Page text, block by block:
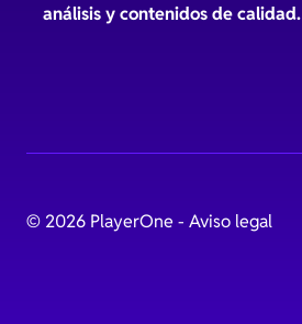
análisis y contenidos de calidad.
© 2026 PlayerOne - Aviso legal